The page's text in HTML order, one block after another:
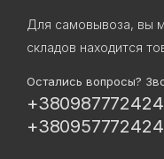
Для самовывоза, вы
складов находится
Остались вопросы?
+380987772424
+380957772424